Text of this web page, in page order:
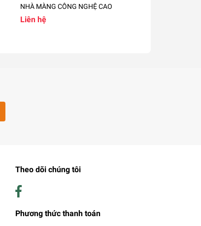
NHÀ MÀNG CÔNG NGHỆ CAO
Liên hệ
Theo dõi chúng tôi
Phương thức thanh toán